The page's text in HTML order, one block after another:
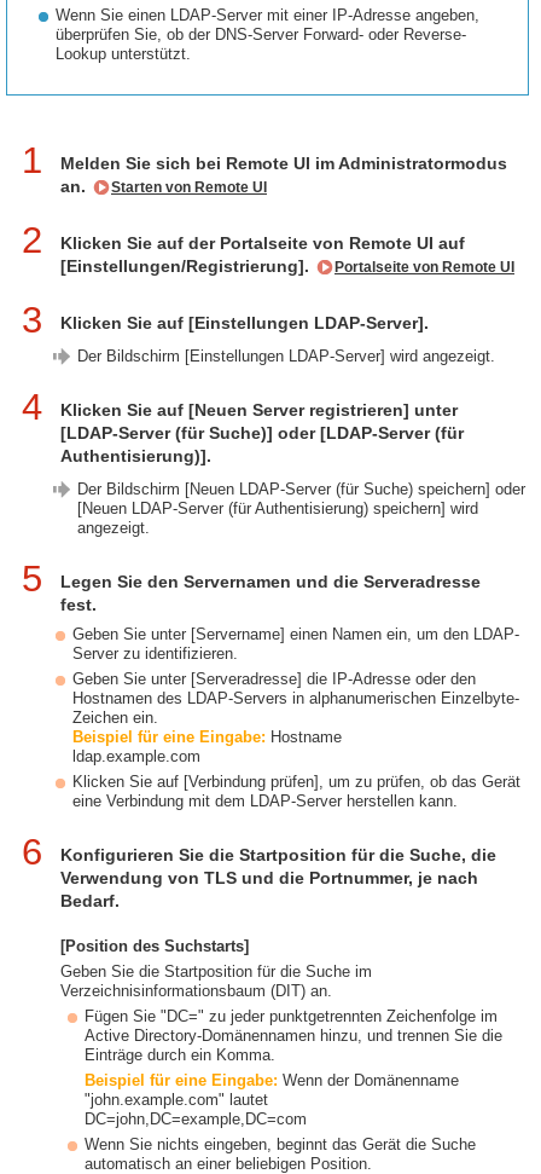
Wenn Sie einen LDAP-Server mit einer IP-Adresse angeben,
überprüfen Sie, ob der DNS-Server Forward- oder Reverse-
Lookup unterstützt.
1
Melden Sie sich bei Remote UI im Administratormodus
an.
Starten von Remote UI
2
Klicken Sie auf der Portalseite von Remote UI auf
[Einstellungen/Registrierung].
Portalseite von Remote UI
3 Klicken Sie auf [Einstellungen LDAP-Server].
Der Bildschirm [Einstellungen LDAP-Server] wird angezeigt.
4
Klicken Sie auf [Neuen Server registrieren] unter
[LDAP-Server (für Suche)] oder [LDAP-Server (für
Authentisierung)].
Der Bildschirm [Neuen LDAP-Server (für Suche) speichern] oder
[Neuen LDAP-Server (für Authentisierung) speichern] wird
angezeigt.
5
Legen Sie den Servernamen und die Serveradresse
fest.
Geben Sie unter [Servername] einen Namen ein, um den LDAP-
Server zu identifizieren.
Geben Sie unter [Serveradresse] die IP-Adresse oder den
Hostnamen des LDAP-Servers in alphanumerischen Einzelbyte-
Zeichen ein.
Beispiel für eine Eingabe: Hostname
ldap.example.com
Klicken Sie auf [Verbindung prüfen], um zu prüfen, ob das Gerät
eine Verbindung mit dem LDAP-Server herstellen kann.
6
Konfigurieren Sie die Startposition für die Suche, die
Verwendung von TLS und die Portnummer, je nach
Bedarf.
[Position des Suchstarts]
Geben Sie die Startposition für die Suche im
Verzeichnisinformationsbaum (DIT) an.
Fügen Sie "DC=" zu jeder punktgetrennten Zeichenfolge im
Active Directory-Domänennamen hinzu, und trennen Sie die
Einträge durch ein Komma.
Beispiel für eine Eingabe: Wenn der Domänenname
"john.example.com" lautet
DC=john,DC=example,DC=com
Wenn Sie nichts eingeben, beginnt das Gerät die Suche
automatisch an einer beliebigen Position.